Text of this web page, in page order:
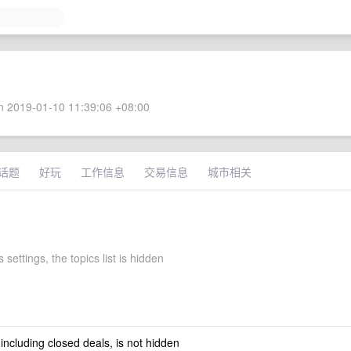
2019-01-10 11:39:06 +08:00
题 好玩 工作信息 交易信息 城市相关
settings, the topics list is hidden
closed deals, is not hidden